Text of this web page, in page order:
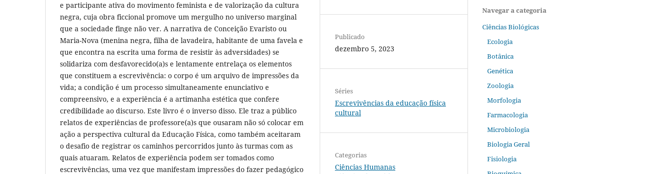
e participante ativa do movimento feminista e de valorização da cultura
negra, cuja obra ficcional promove um mergulho no universo marginal
que a sociedade finge não ver. A narrativa de Conceição Evaristo ou
Maria-Nova (menina negra, filha de lavadeira, habitante de uma favela e
que encontra na escrita uma forma de resistir às adversidades) se
solidariza com desfavorecido(a)s e lentamente entrelaça os elementos
que constituem a escrevivência: o corpo é um arquivo de impressões da
vida; a condição é um processo simultaneamente enunciativo e
compreensivo, e a experiência é a artimanha estética que confere
credibilidade ao discurso. Este livro é o inverso disso. Ele traz a público
relatos de experiências de professore(a)s que ousaram não só colocar em
ação a perspectiva cultural da Educação Física, como também aceitaram
o desafio de registrar os caminhos percorridos junto às turmas com as
quais atuaram. Relatos de experiência podem ser tomados como
escrevivências, uma vez que manifestam impressões do fazer pedagógico
Publicado
dezembro 5, 2023
Séries
Escrevivências da educação física
cultural
Categorias
Ciências Humanas
Navegar a categoria
Ciências Biológicas
Ecologia
Botânica
Genética
Zoologia
Morfologia
Farmacologia
Microbiologia
Biologia Geral
Fisiologia